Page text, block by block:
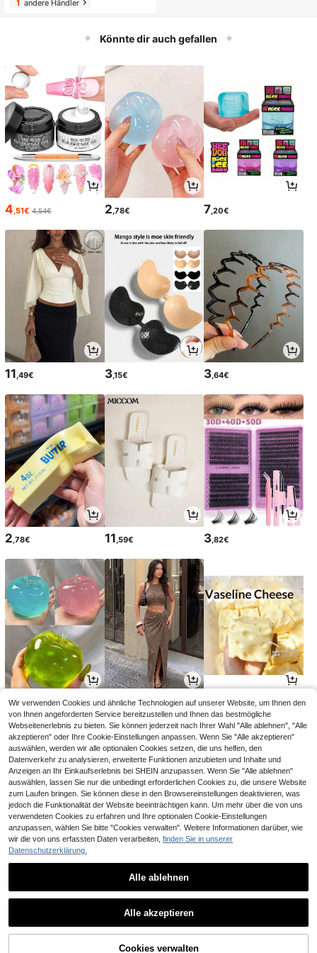
1andere Händler
Könnte dir auch gefallen
4 ,51€ 4,54€ 2 ,78€ 7 ,20€
11,49€ 3,15€ 3,64€
2,78€ 11,59€ 3,82€
3,67€3,68€ 18,31€ 4,45€
11 2 21
Wir verwenden Cookies und ähnliche Technologien auf unserer Website, um Ihnen den
von Ihnen angeforderten Service bereitzustellen und Ihnen das bestmögliche
Webseitenerlebnis zu bieten. Sie können jederzeit nach Ihrer Wahl "Alle ablehnen", "Alle
akzeptieren" oder Ihre Cookie-Einstellungen anpassen. Wenn Sie "Alle akzeptieren"
auswählen, werden wir alle optionalen Cookies setzen, die uns helfen, den
Datenverkehr zu analysieren, erweiterte Funktionen anzubieten und Inhalte und
Anzeigen an Ihr Einkaufserlebnis bei SHEIN anzupassen. Wenn Sie "Alle ablehnen"
auswählen, lassen Sie nur die unbedingt erforderlichen Cookies zu, die unsere Website
zum Laufen bringen. Sie können diese in den Browsereinstellungen deaktivieren, was
jedoch die Funktionalität der Website beeinträchtigen kann. Um mehr über die von uns
verwendeten Cookies zu erfahren und Ihre optionalen Cookie-Einstellungen
anzupassen, wählen Sie bitte "Cookies verwalten". Weitere Informationen darüber, wie
wir die von uns erfassten Daten verarbeiten, finden Sie in unserer
Datenschutzerklärung.
Alle ablehnen
Alle akzeptieren
Cookies verwalten